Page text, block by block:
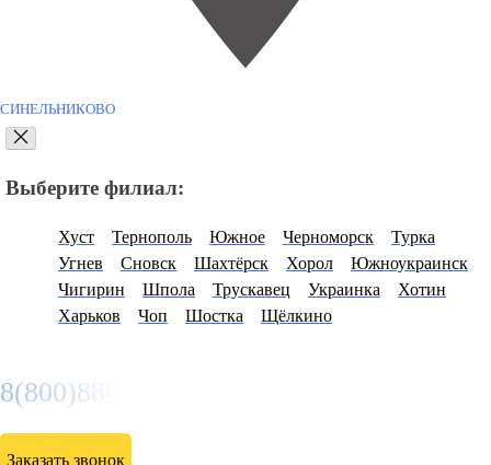
СИНЕЛЬНИКОВО
Выберите филиал:
Хуст Тернополь Южное Черноморск
Турка
Угнев
Сновск Шахтёрск Хорол
Южноукраинск
Чигирин
Шпола Трускавец Украинка
Хотин
Харьков
Чоп Шостка Щёлкино
8(800)886486
Заказать звонок